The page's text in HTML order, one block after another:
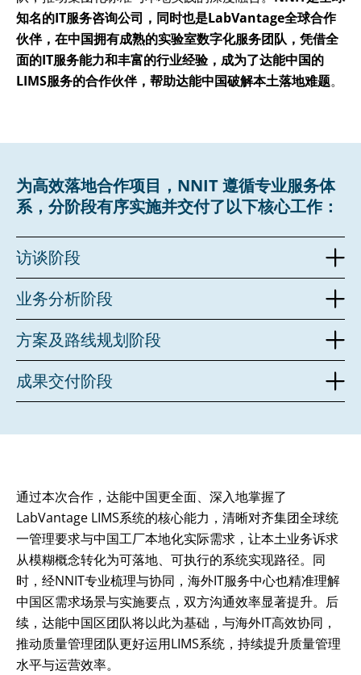
知名的IT服务咨询公司，同时也是LabVantage全球合作
伙伴，在中国拥有成熟的实验室数字化服务团队，凭借全
面的IT服务能力和丰富的行业经验，成为了达能中国的
LIMS服务的合作伙伴，帮助达能中国破解本土落地难题。
为高效落地合作项目，NNIT 遵循专业服务体
系，分阶段有序实施并交付了以下核心工作：
访谈阶段
业务分析阶段
方案及路线规划阶段
成果交付阶段
通过本次合作，达能中国更全面、深入地掌握了
LabVantage LIMS系统的核心能力，清晰对齐集团全球统
一管理要求与中国工厂本地化实际需求，让本土业务诉求
从模糊概念转化为可落地、可执行的系统实现路径。同
时，经NNIT专业梳理与协同，海外IT服务中心也精准理解
中国区需求场景与实施要点，双方沟通效率显著提升。后
续，达能中国区团队将以此为基础，与海外IT高效协同，
推动质量管理团队更好运用LIMS系统，持续提升质量管理
水平与运营效率。